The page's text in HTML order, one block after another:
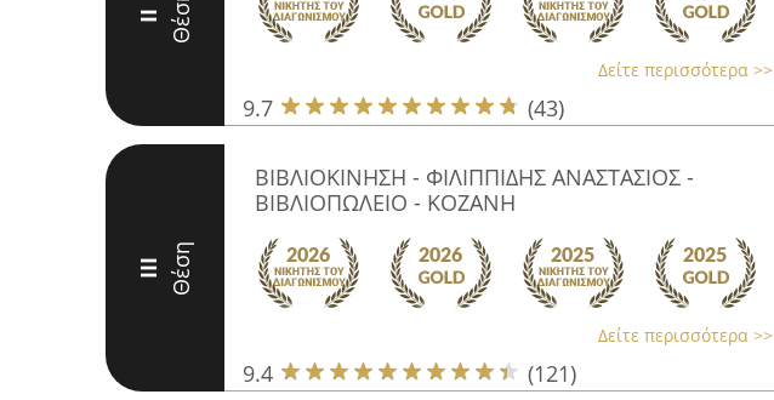
II Θέση
Δείτε περισσότερα >>
9.7 (43)
III Θέση
ΒΙΒΛΙΟΚΙΝΗΣΗ - ΦΙΛΙΠΠΙΔΗΣ ΑΝΑΣΤΑΣΙΟΣ -
ΒΙΒΛΙΟΠΩΛΕΙΟ - ΚΟΖΑΝΗ
Δείτε περισσότερα >>
9.4 (121)